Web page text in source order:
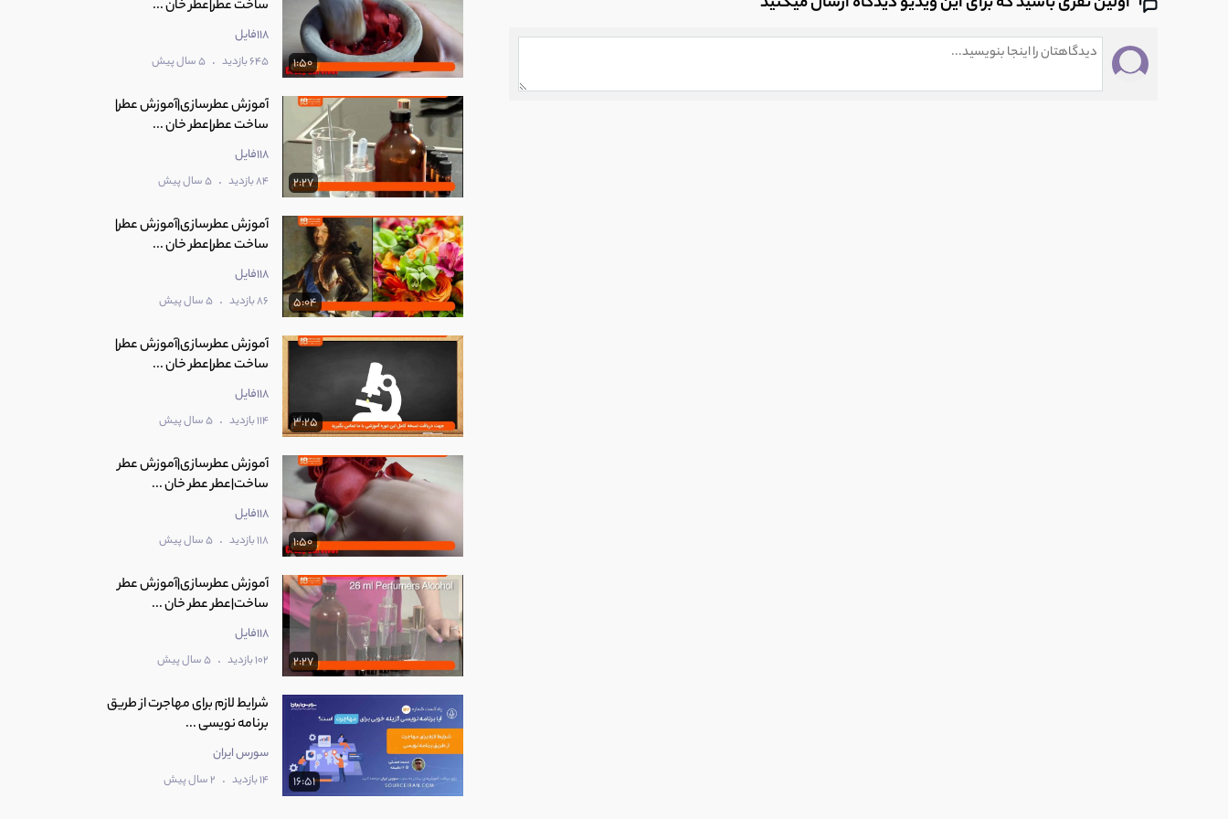
1:50
ساخت عطر|عطر خان ...
118فایل
645 بازدید . 5 سال پیش
2:27
آموزش عطرسازی|آموزش عطر|
ساخت عطر|عطر خان ...
118فایل
84 بازدید . 5 سال پیش
5:04
آموزش عطرسازی|آموزش عطر|
ساخت عطر|عطر خان ...
118فایل
86 بازدید . 5 سال پیش
3:25
آموزش عطرسازی|آموزش عطر|
ساخت عطر|عطر خان ...
118فایل
114 بازدید . 5 سال پیش
1:50
آموزش عطرسازی|آموزش عطر
ساخت|عطر عطر خان ...
118فایل
118 بازدید . 5 سال پیش
2:27
آموزش عطرسازی|آموزش عطر
ساخت|عطر عطر خان ...
118فایل
102 بازدید . 5 سال پیش
16:51
شرایط لازم برای مهاجرت از طریق
برنامه نویسی ...
سورس ایران
14 بازدید . 2 سال پیش